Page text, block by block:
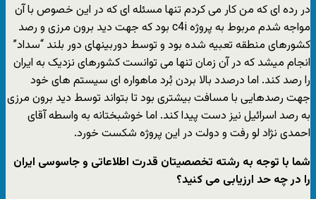
در رده ای که من کار می کردم تنها مسئله ای که در این خصوص با آن
مواجه شدم مربوط به پروژه c4i بود که جهت دید برون مرزی و رصد
کشورهای منطقه تعبیه شده بود و توسط دوربینهای دور بلند “سداد”
انجام میشد که در آن زمان تنها می توانست کشورهای نزدیک به ایران
را رصد کند. اما درصدد بالا بردن بُرد ماهواره ای سیستم های خود
جهت رصدهایی با مسافت بیشتری بود تا بتواند توسط دید برون مرزی
به رصد اسرائیل نیز دست پیدا کند. اما خوشبختانه به واسطه آقای
احمدی نژاد لو رفت و دولت در این پروژه شکست خورد.
شما با توجه به رشته تخصصیتان قدرت اطلاعاتی و جاسوسی ایران
را در چه حد ارزیابی می کنید؟